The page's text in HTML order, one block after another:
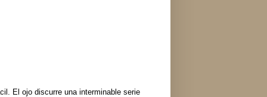
El ojo discurre una interminable serie